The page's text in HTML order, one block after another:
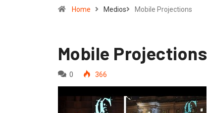
Home Medios Mobile Projections
Mobile Projections
0 366